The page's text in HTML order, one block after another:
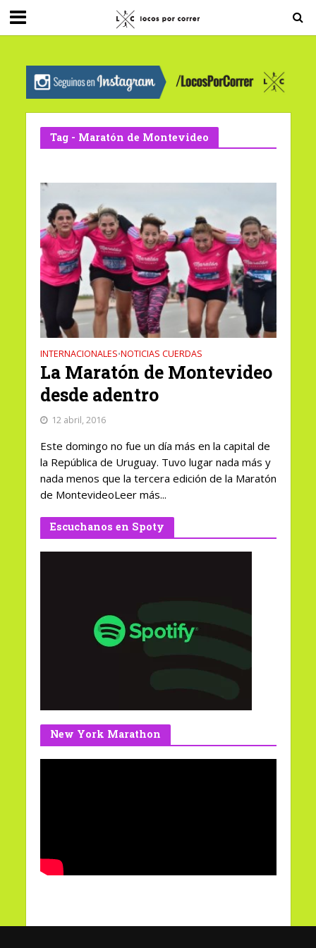
G-0X2PD3RFLV
Tag - Maratón de Montevideo
INTERNACIONALES•NOTICIAS CUERDAS
La Maratón de Montevideo
desde adentro
12 abril, 2016
Este domingo no fue un día más en la capital de
la República de Uruguay. Tuvo lugar nada más y
nada menos que la tercera edición de la Maratón
de MontevideoLeer más...
Escuchanos en Spoty
New York Marathon